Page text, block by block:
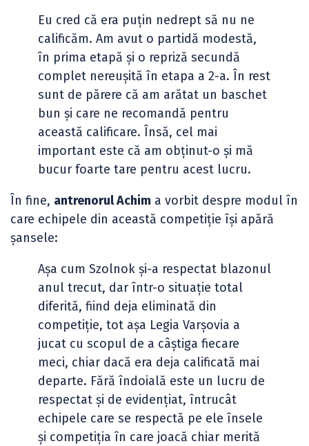
Eu cred că era puțin nedrept să nu ne
calificăm. Am avut o partidă modestă,
în prima etapă și o repriză secundă
complet nereușită în etapa a 2-a. În rest
sunt de părere că am arătat un baschet
bun și care ne recomandă pentru
această calificare. Însă, cel mai
important este că am obținut-o și mă
bucur foarte tare pentru acest lucru.
În fine, antrenorul Achim a vorbit despre modul în
care echipele din această competiție își apără
șansele:
Așa cum Szolnok și-a respectat blazonul
anul trecut, dar într-o situație total
diferită, fiind deja eliminată din
competiție, tot așa Legia Varșovia a
jucat cu scopul de a câștiga fiecare
meci, chiar dacă era deja calificată mai
departe. Fără îndoială este un lucru de
respectat și de evidențiat, întrucât
echipele care se respectă pe ele însele
și competiția în care joacă chiar merită